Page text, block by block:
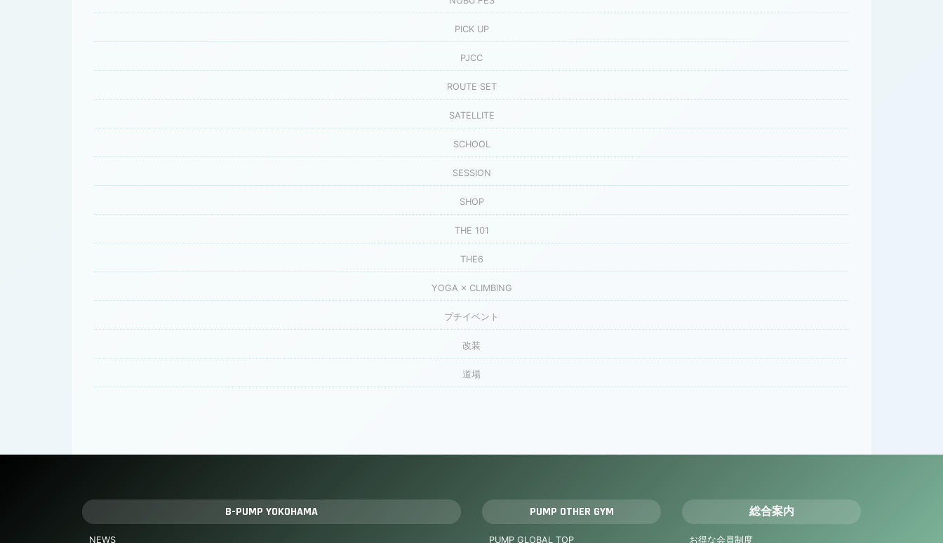
PICK UP
PJCC
ROUTE SET
SATELLITE
SCHOOL
SESSION
SHOP
THE 101
THE6
YOGA × CLIMBING
プチイベント
改装
道場
B-PUMP YOKOHAMA
NEWS
PUMP OTHER GYM
PUMP GLOBAL TOP
総合案内
お得な会員制度